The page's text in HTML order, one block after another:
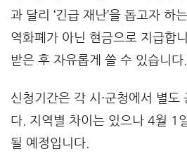
과 달리 ‘긴급 재난’을 돕고자 하
역화폐가 아닌 현금으로 지급합
받은 후 자유롭게 쓸 수 있습니다.
신청기간은 각 시·군청에서 별도
다. 지역별 차이는 있으나 4월 1
될 예정입니다.